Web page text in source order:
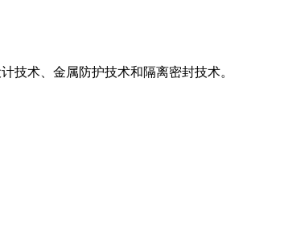
技术、金属防护技术和隔离密封技术。